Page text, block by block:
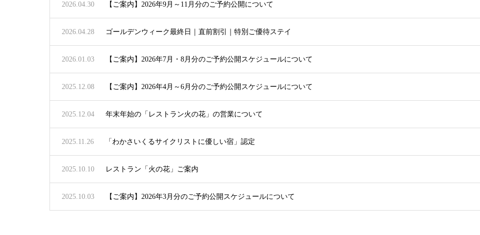
2026.04.30 【ご案内】2026年9月～11月分のご予約公開について
2026.04.28 ゴールデンウィーク最終日｜直前割引｜特別ご優待ステイ
2026.01.03 【ご案内】2026年7月・8月分のご予約公開スケジュールについて
2025.12.08 【ご案内】2026年4月～6月分のご予約公開スケジュールについて
2025.12.04 年末年始の「レストラン火の花」の営業について
2025.11.26 「わかさいくるサイクリストに優しい宿」認定
2025.10.10 レストラン「火の花」ご案内
2025.10.03 【ご案内】2026年3月分のご予約公開スケジュールについて